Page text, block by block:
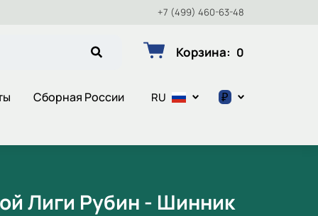
+7 (499) 460-63-48
Корзина: 0
Сборная России
RU ₽
₽
Лиги Рубин - Шинник